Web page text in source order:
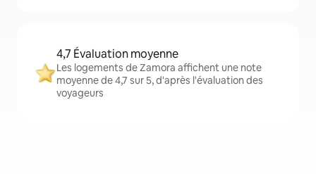
4,7 Évaluation moyenne
Les logements de Zamora affichent une note
moyenne de 4,7 sur 5, d'après l'évaluation des
voyageurs